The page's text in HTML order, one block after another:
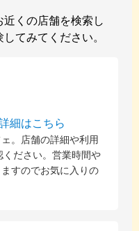
くの店舗を検索し
てみてください。
細はこちら
。店舗の詳細や利用
ださい。営業時間や
すのでお気に入りの